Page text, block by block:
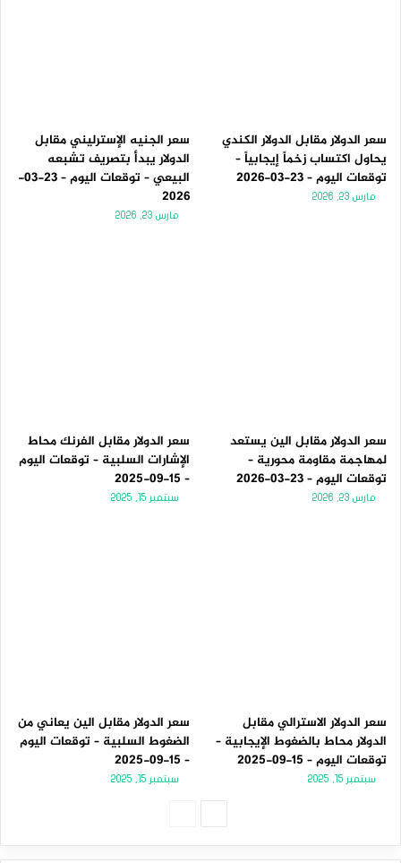
سعر الدولار مقابل الدولار الكندي
يحاول اكتساب زخماً إيجابياً –
توقعات اليوم – 23-03-2026
مارس 23, 2026
سعر الجنيه الإسترليني مقابل
الدولار يبدأ بتصريف تشبعه
البيعي – توقعات اليوم – 23-03-
2026
مارس 23, 2026
سعر الدولار مقابل الين يستعد
لمهاجمة مقاومة محورية –
توقعات اليوم – 23-03-2026
مارس 23, 2026
سعر الدولار مقابل الفرنك محاط
الإشارات السلبية – توقعات اليوم
– 15-09-2025
سبتمبر 15, 2025
سعر الدولار الاسترالي مقابل
الدولار محاط بالضغوط الإيجابية –
توقعات اليوم – 15-09-2025
سبتمبر 15, 2025
سعر الدولار مقابل الين يعاني من
الضغوط السلبية – توقعات اليوم
– 15-09-2025
سبتمبر 15, 2025